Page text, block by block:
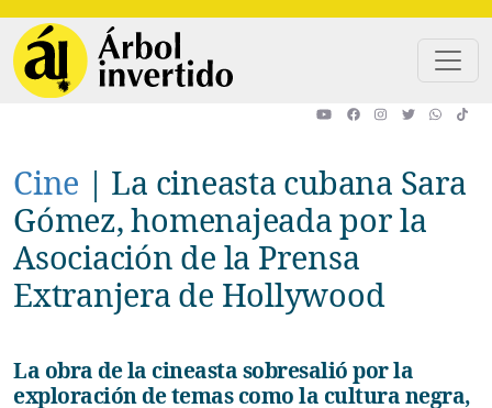
Cine | La cineasta cubana Sara
Gómez, homenajeada por la
Asociación de la Prensa
Extranjera de Hollywood
La obra de la cineasta sobresalió por la
exploración de temas como la cultura negra,